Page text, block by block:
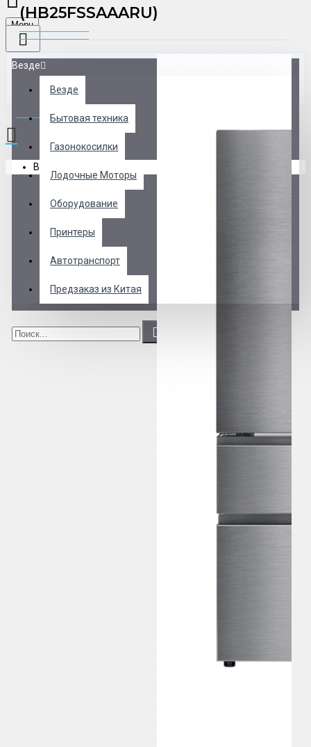
Menu
Везде
Везде
Бытовая техника
Газонокосилки
Лодочные Моторы
Оборудование
Принтеры
Автотранспорт
Предзаказ из Китая
0 товар(ов) - 0 р.
В корзине пусто!
(HB25FSSAAARU)